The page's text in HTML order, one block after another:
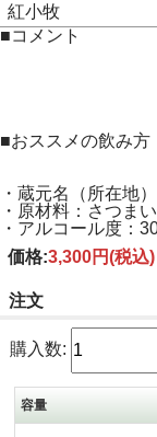
紅小牧
■コメント
■おススメの飲み方
・蔵元名（所在地
・原材料：さつま
・アルコール度：
価格:3,300円(税込)
注文
購入数:
容量